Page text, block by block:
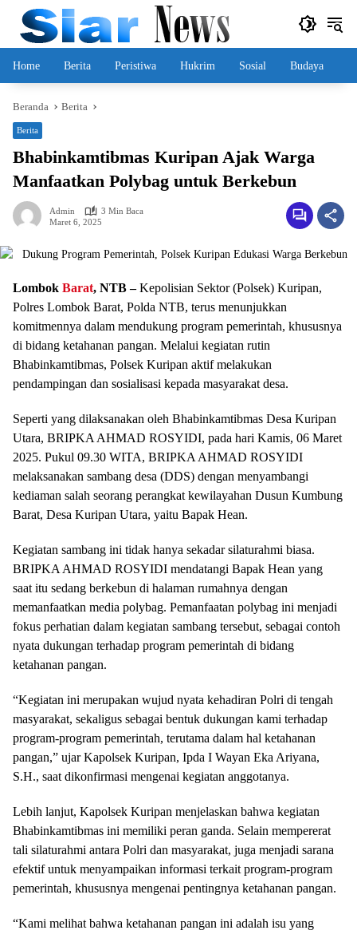
Langsung
konten
Home Berita Peristiwa Hukrim Sosial Budaya
Beranda Berita
Berita
Bhabinkamtibmas Kuripan Ajak Warga
Manfaatkan Polybag untuk Berkebun
Admin
3 Min Baca
Maret 6, 2025
Lombok Barat, NTB –Kepolisian Sektor (Polsek) Kuripan,
Polres Lombok Barat, Polda NTB, terus menunjukkan
komitmennya dalam mendukung program pemerintah, khususnya
di bidang ketahanan pangan. Melalui kegiatan rutin
Bhabinkamtibmas, Polsek Kuripan aktif melakukan
pendampingan dan sosialisasi kepada masyarakat desa.
Seperti yang dilaksanakan oleh Bhabinkamtibmas Desa Kuripan
Utara, BRIPKA AHMAD ROSYIDI, pada hari Kamis, 06 Maret
2025. Pukul 09.30 WITA, BRIPKA AHMAD ROSYIDI
melaksanakan sambang desa (DDS) dengan menyambangi
kediaman salah seorang perangkat kewilayahan Dusun Kumbung
Barat, Desa Kuripan Utara, yaitu Bapak Hean.
Kegiatan sambang ini tidak hanya sekadar silaturahmi biasa.
BRIPKA AHMAD ROSYIDI mendatangi Bapak Hean yang
saat itu sedang berkebun di halaman rumahnya dengan
memanfaatkan media polybag. Pemanfaatan polybag ini menjadi
fokus perhatian dalam kegiatan sambang tersebut, sebagai contoh
nyata dukungan terhadap program pemerintah di bidang
ketahanan pangan.
“Kegiatan ini merupakan wujud nyata kehadiran Polri di tengah
masyarakat, sekaligus sebagai bentuk dukungan kami terhadap
program-program pemerintah, terutama dalam hal ketahanan
pangan,” ujar Kapolsek Kuripan, Ipda I Wayan Eka Ariyana,
S.H., saat dikonfirmasi mengenai kegiatan anggotanya.
Lebih lanjut, Kapolsek Kuripan menjelaskan bahwa kegiatan
Bhabinkamtibmas ini memiliki peran ganda. Selain mempererat
tali silaturahmi antara Polri dan masyarakat, juga menjadi sarana
efektif untuk menyampaikan informasi terkait program-program
pemerintah, khususnya mengenai pentingnya ketahanan pangan.
“Kami melihat bahwa ketahanan pangan ini adalah isu yang